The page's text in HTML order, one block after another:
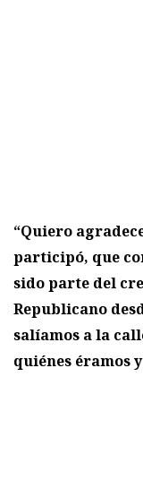
“Quiero
participó, que
sido parte del
Republicano
salíamos a la
quiénes éramos